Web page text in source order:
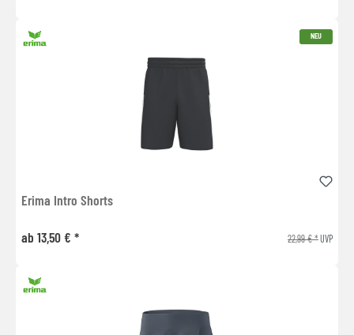
NEU
Erima Intro Shorts
ab 13,50 € * 22,99 € *UVP